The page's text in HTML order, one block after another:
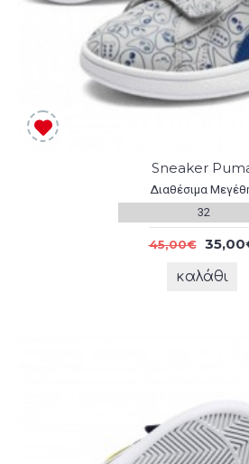
Sneaker
Διαθέσιμα
32
45,00€
καλάθι